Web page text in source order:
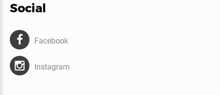
Social
Facebook
Instagram